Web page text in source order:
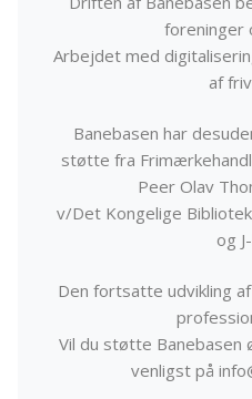
foreninger
Arbejdet med
af
Banebasen har
støtte fra
Peer Olav
v/Det Kongelige
og
Den fortsatte udvikling
Vil du støtte Banebasen
venligst på